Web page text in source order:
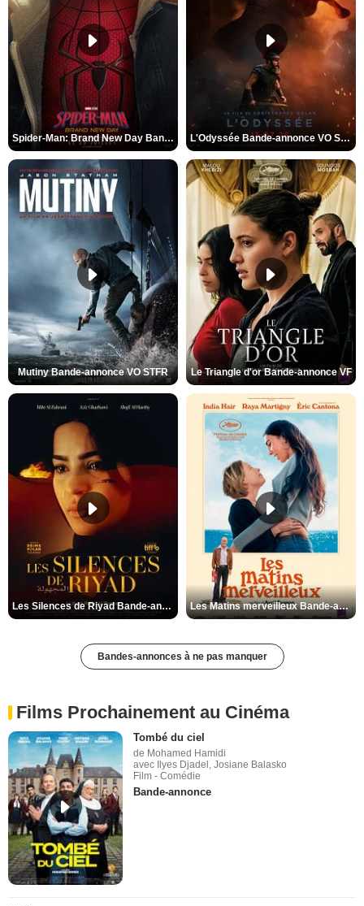
Spider-Man: Brand New Day Bande-annonce VO STFR L'Odyssée Bande-annonce VO STFR
Mutiny Bande-annonce VO STFR Le Triangle d'or Bande-annonce VF
Les Silences de Riyad Bande-annonce VO STFR Les Matins merveilleux Bande-annonce VF
Bandes-annonces à ne pas manquer
Films Prochainement au Cinéma
Tombé du ciel
de Mohamed Hamidi
avec Ilyes Djadel, Josiane Balasko
Film - Comédie
Bande-annonce